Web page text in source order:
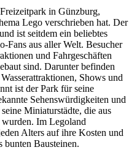
in Günzburg,
Lego verschrieben hat. Der
ist seitdem ein beliebtes
Fans aus aller Welt. Besucher
und Fahrgeschäften
sind. Darunter befinden
Shows und
ist der Park für seine
Sehenswürdigkeiten und
Miniaturstädte, die aus
Im Legoland
Alters auf ihre Kosten und
bunten Bausteinen.